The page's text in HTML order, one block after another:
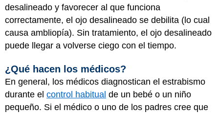
desalineado y favorecer al que funciona
correctamente, el ojo desalineado se debilita (lo cual
causa ambliopía). Sin tratamiento, el ojo desalineado
puede llegar a volverse ciego con el tiempo.
¿Qué hacen los médicos?
En general, los médicos diagnostican el estrabismo
durante el control habitual de un bebé o un niño
pequeño. Si el médico o uno de los padres cree que